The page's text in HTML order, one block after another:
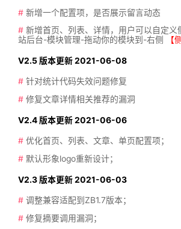
# 新增一个配置项，是否展示留言动态
# 新增首页、列表、详情，用户可以自定义
站后台-模块管理-拖动你的模块到-右侧
【
V2.5 版本更新 2021-06-08
# 针对统计代码失效问题修复
# 修复文章详情相关推荐的漏洞
V2.4 版本更新 2021-06-06
# 优化首页、列表、文章、单页配置项；
# 默认形象logo重新设计；
V2.3 版本更新 2021-06-03
# 调整兼容适配到ZB1.7版本；
# 修复摘要调用漏洞；